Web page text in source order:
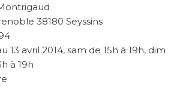
38180 Seyssins
13 avril 2014, sam de 15h à 19h, dim
à 19h